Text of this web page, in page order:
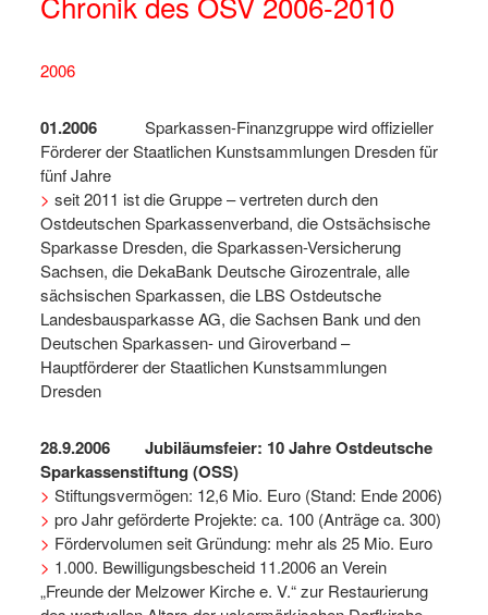
2006
01.2006
Sparkassen-Finanzgruppe wird offizieller
Förderer der Staatlichen Kunstsammlungen Dresden für
fünf Jahre
> seit 2011 ist die Gruppe – vertreten durch den
Ostdeutschen Sparkassenverband, die Ostsächsische
Sparkasse Dresden, die Sparkassen-Versicherung
Sachsen, die DekaBank Deutsche Girozentrale, alle
sächsischen Sparkassen, die LBS Ostdeutsche
Landesbausparkasse AG, die Sachsen Bank und den
Deutschen Sparkassen- und Giroverband –
Hauptförderer der Staatlichen Kunstsammlungen
Dresden
28.9.2006
Jubiläumsfeier: 10 Jahre Ostdeutsche
Sparkassenstiftung (OSS)
> Stiftungsvermögen: 12,6 Mio. Euro (Stand: Ende 2006)
> pro Jahr geförderte Projekte: ca. 100 (Anträge ca. 300)
> Fördervolumen seit Gründung: mehr als 25 Mio. Euro
> 1.000. Bewilligungsbescheid 11.2006 an Verein
„Freunde der Melzower Kirche e. V.“ zur Restaurierung